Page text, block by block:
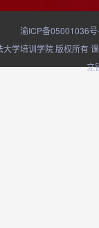
渝ICP备05001036
学培训学院 版权所有
立